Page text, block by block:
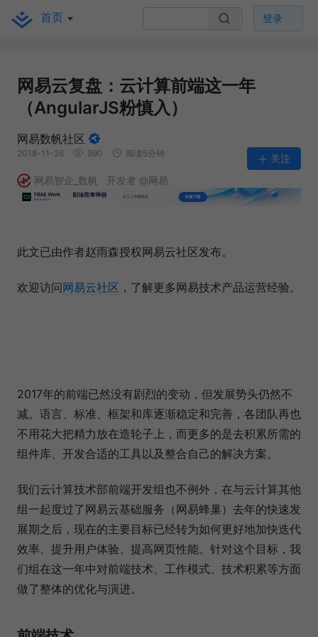
首页 登录
网易云复盘：云计算前端这一年
（AngularJS粉慎入）
网易数帆社区
2018-11-26 990 阅读5分钟
关注
网易智企_数帆
开发者 @网易
此文已由作者赵雨森授权网易云社区发布。
欢迎访问网易云社区 ，了解更多网易技术产品运营经验。
2017年的前端已然没有剧烈的变动，但发展势头仍然不
减。语言、标准、框架和库逐渐稳定和完善，各团队再也
不用花大把精力放在造轮子上，而更多的是去积累所需的
组件库、开发合适的工具以及整合自己的解决方案。
我们云计算技术部前端开发组也不例外，在与云计算其他
组一起度过了网易云基础服务（网易蜂巢）去年的快速发
展期之后，现在的主要目标已经转为如何更好地加快迭代
效率、提升用户体验、提高网页性能。针对这个目标，我
们组在这一年中对前端技术、工作模式、技术积累等方面
做了整体的优化与演进。